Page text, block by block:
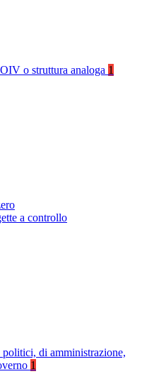
o struttura analoga 1
a controllo
di amministrazione,
1